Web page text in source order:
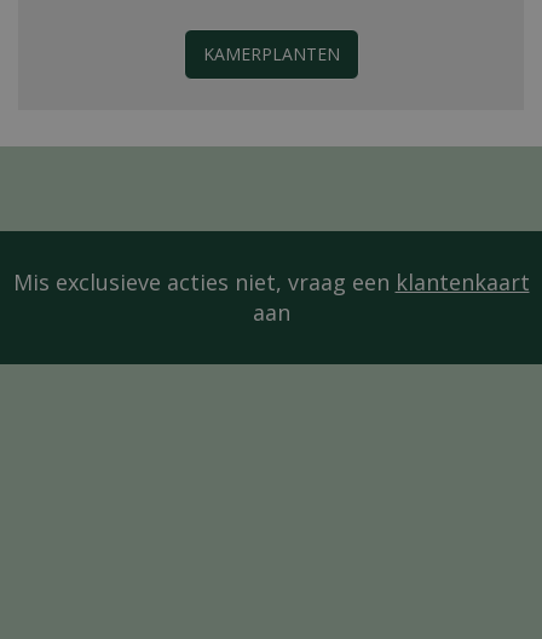
KAMERPLANTEN
Mis exclusieve acties niet, vraag een klantenkaart
aan